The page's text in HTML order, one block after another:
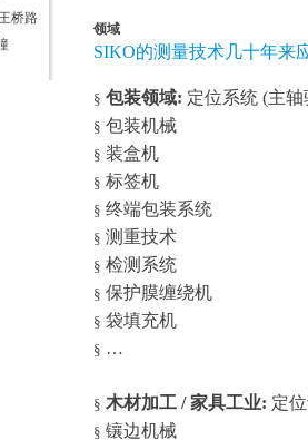
桥路
领域
SIKO的测量技术几十年来
§ 包装领域: 定位系统 (主轴
§ 包装机械
§ 装盒机
§ 标签机
§ 终端包装系统
§ 测重技术
§ 检测系统
§ 保护膜缠绕机
§ 袋填充机
§ …
§ 木材加工 / 家具工业: 定
§ 镶边机械